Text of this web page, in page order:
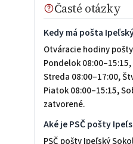
Časté otázky
Kedy má pošta
Otváracie hodiny
Pondelok
Streda 08:00–17:00,
Piatok 08:00–15:15,
zatvorené.
Aké je PSČ pošty
PSČ pošty Ipeľský